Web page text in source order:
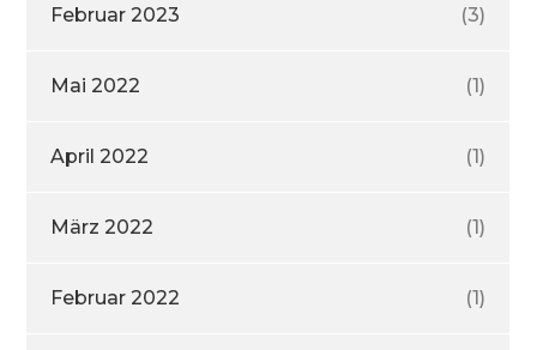
Februar 2023 (3)
Mai 2022 (1)
April 2022 (1)
März 2022 (1)
Februar 2022 (1)